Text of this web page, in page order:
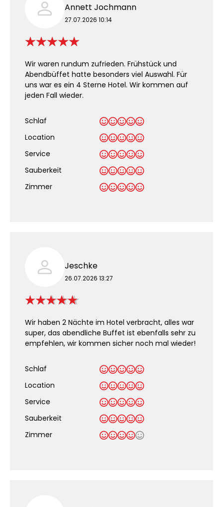
Annett Jochmann
27.07.2026 10:14
Wir waren rundum zufrieden. Frühstück und
Abendbüffet hatte besonders viel Auswahl. Für
uns war es ein 4 Sterne Hotel. Wir kommen auf
jeden Fall wieder.
Schlaf
Location
Service
Sauberkeit
Zimmer
Jeschke
26.07.2026 13:27
Wir haben 2 Nächte im Hotel verbracht, alles war
super, das abendliche Buffet ist ebenfalls sehr zu
empfehlen, wir kommen sicher noch mal wieder!
Schlaf
Location
Service
Sauberkeit
Zimmer